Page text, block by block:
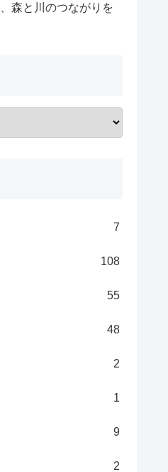
森と川のつながりを
7
108
55
48
2
1
9
2